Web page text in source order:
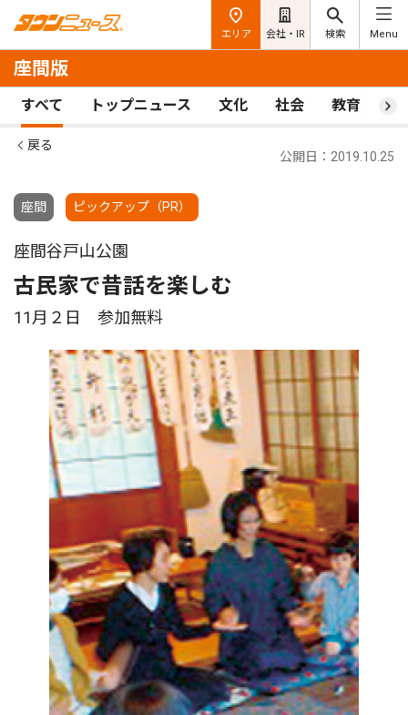
エリア 会社・IR 検索 Menu
座間版
すべて トップニュース 文化 社会 教育 ス
戻る
座間 ピックアップ（PR）
公開日：2019.10.25
座間谷戸山公園
古民家で昔話を楽しむ
11月２日 参加無料